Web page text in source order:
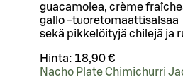
guacamolea, crème
gallo -tuoretomaattisalsaa
sekä pikkelöityjä chilejä ja
Hinta: 18,90 €
Nacho Plate Chimichurri